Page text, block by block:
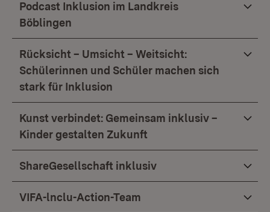
Podcast Inklusion im Landkreis
Böblingen
Rücksicht – Umsicht – Weitsicht:
Schülerinnen und Schüler machen sich
stark für Inklusion
Kunst verbindet: Gemeinsam inklusiv –
Kinder gestalten Zukunft
ShareGesellschaft inklusiv
VIFA-lnclu-Action-Team